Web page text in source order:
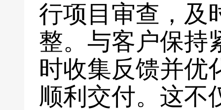
行项目审查，及
整。与客户保持
时收集反馈并优
顺利交付。这不